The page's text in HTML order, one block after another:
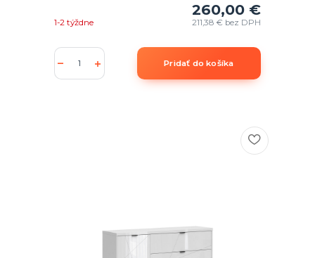
260,00 €
211,38 € bez DPH
1-2 týždne
Pridať do košíka